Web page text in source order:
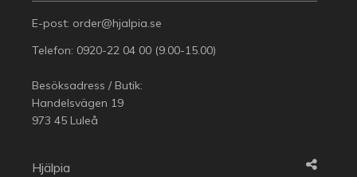
E-post: order@hjalpia.se
Telefon: 0920-22 04 00 (9.00-15.00)
Besöksadress / Butik:
Handelsvägen 19
973 45 Luleå
Hjälpia